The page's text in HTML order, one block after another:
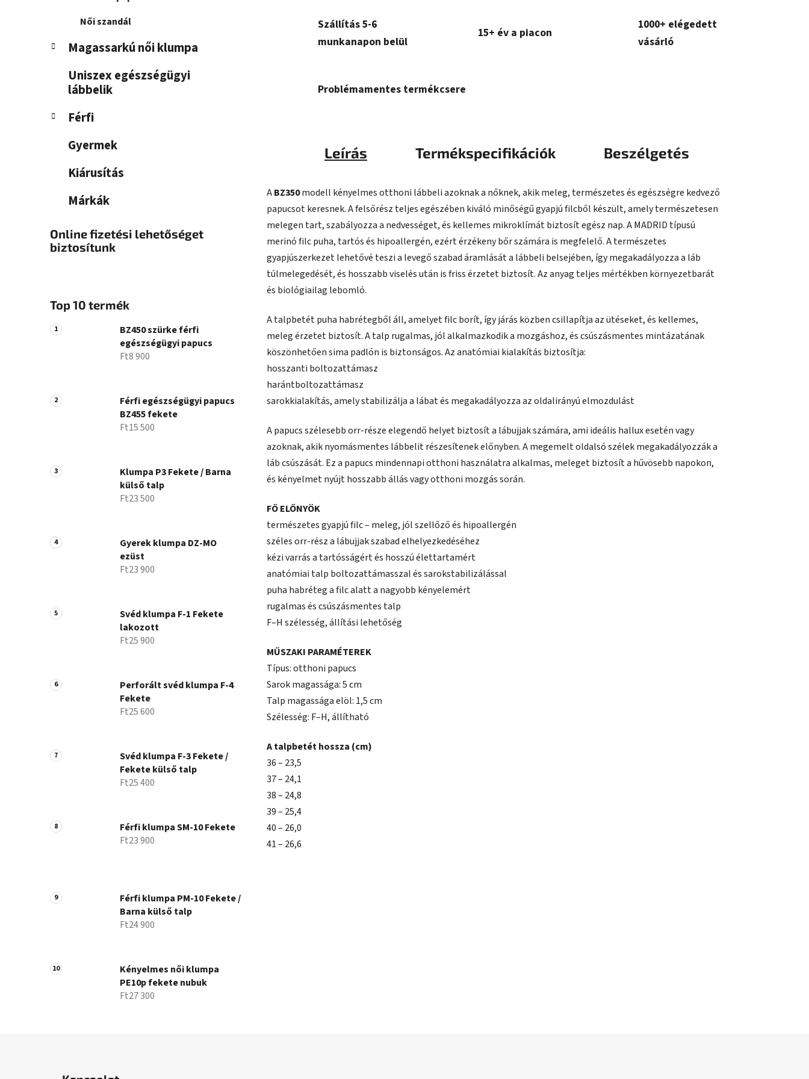
Női szandál
Magassarkú női klumpa
Uniszex egészségügyi
lábbelik
Férfi
Gyermek
Kiárusítás
Márkák
Online fizetési lehetőséget
biztosítunk
Top 10 termék
BZ450 szürke férfi
egészségügyi papucs
Ft8 900
Férfi egészségügyi papucs
BZ455 fekete
Ft15 500
Klumpa P3 Fekete / Barna
külső talp
Ft23 500
Gyerek klumpa DZ-MO
ezüst
Ft23 900
Svéd klumpa F-1 Fekete
lakozott
Ft25 900
Perforált svéd klumpa F-4
Fekete
Ft25 600
Svéd klumpa F-3 Fekete /
Fekete külső talp
Ft25 400
Férfi klumpa SM-10 Fekete
Ft23 900
Férfi klumpa PM-10 Fekete /
Barna külső talp
Ft24 900
Kényelmes női klumpa
PE10p fekete nubuk
Ft27 300
Szállítás 5-6
munkanapon belül
15+ év a piacon
1000+ elégedett
vásárló
Problémamentes termékcsere
Leírás Termékspecifikációk Beszélgetés
ABZ350modell kényelmes otthoni lábbeli azoknak a nőknek, akik meleg, természetes és egészségre kedvező
papucsot keresnek. A felsőrész teljes egészében kiváló minőségű gyapjú filcből készült, amely természetesen
melegen tart, szabályozza a nedvességet, és kellemes mikroklímát biztosít egész nap. A MADRID típusú
merinó filc puha, tartós és hipoallergén, ezért érzékeny bőr számára is megfelelő. A természetes
gyapjúszerkezet lehetővé teszi a levegő szabad áramlását a lábbeli belsejében, így megakadályozza a láb
túlmelegedését, és hosszabb viselés után is friss érzetet biztosít. Az anyag teljes mértékben környezetbarát
és biológiailag lebomló.
A talpbetét puha habrétegből áll, amelyet filc borít, így járás közben csillapítja az ütéseket, és kellemes,
meleg érzetet biztosít. A talp rugalmas, jól alkalmazkodik a mozgáshoz, és csúszásmentes mintázatának
köszönhetően sima padlón is biztonságos. Az anatómiai kialakítás biztosítja:
hosszanti boltozattámasz
harántboltozattámasz
sarokkialakítás, amely stabilizálja a lábat és megakadályozza az oldalirányú elmozdulást
A papucs szélesebb orr-része elegendő helyet biztosít a lábujjak számára, ami ideális hallux esetén vagy
azoknak, akik nyomásmentes lábbelit részesítenek előnyben. A megemelt oldalsó szélek megakadályozzák a
láb csúszását. Ez a papucs mindennapi otthoni használatra alkalmas, meleget biztosít a hűvösebb napokon,
és kényelmet nyújt hosszabb állás vagy otthoni mozgás során.
FŐ ELŐNYÖK
természetes gyapjú filc – meleg, jól szellőző és hipoallergén
széles orr-rész a lábujjak szabad elhelyezkedéséhez
kézi varrás a tartósságért és hosszú élettartamért
anatómiai talp boltozattámasszal és sarokstabilizálással
puha habréteg a filc alatt a nagyobb kényelemért
rugalmas és csúszásmentes talp
F–H szélesség, állítási lehetőség
MŰSZAKI PARAMÉTEREK
Típus: otthoni papucs
Sarok magassága: 5 cm
Talp magassága elöl: 1,5 cm
Szélesség: F–H, állítható
A talpbetét hossza (cm)
36 – 23,5
37 – 24,1
38 – 24,8
39 – 25,4
40 – 26,0
41 – 26,6